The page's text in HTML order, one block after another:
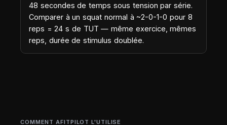
48 secondes de temps sous tension par série.
Comparer à un squat normal à ~2-0-1-0 pour 8
reps = 24 s de TUT — même exercice, mêmes
reps, durée de stimulus doublée.
COMMENT AFITPILOT L'UTILISE